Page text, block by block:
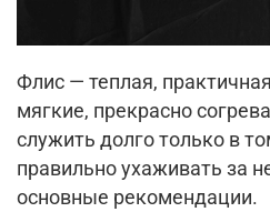
Флис — теплая,
мягкие, прекрасно
служить долго только в
правильно ухаживать за
основные рекомендации.